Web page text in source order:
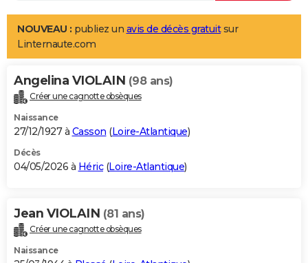
LIFESTYLE
Art de vivre
Bien-être
Loisirs
Mode
Modes de vie
Alimentation
Guide de la santé
Maladies
Médicaments
Sommeil
VOYAGE
Destinations
City break
Voyage nature
Voyage de noces
Forum
Climat
+PHOTO
GUIDES D'ACHAT
BONS PLANS
Carte de Noël
Carte Bonne année
Carte Saint-Valentin
Carte Pâques
Carte d'anniversaire
DICTIONNAIRE
Dictionnaire
Biographies
Citations
Expressions
Proverbes
PROGRAMME TV
NOUVEAU : publiez un avis de décès gratuitsur
Linternaute.com
Angelina VIOLAIN (98 ans)
Créer une cagnotte obsèques
Naissance
27/12/1927 à Casson (Loire-Atlantique)
Décès
04/05/2026 à Héric(Loire-Atlantique)
Jean VIOLAIN (81 ans)
Créer une cagnotte obsèques
Naissance